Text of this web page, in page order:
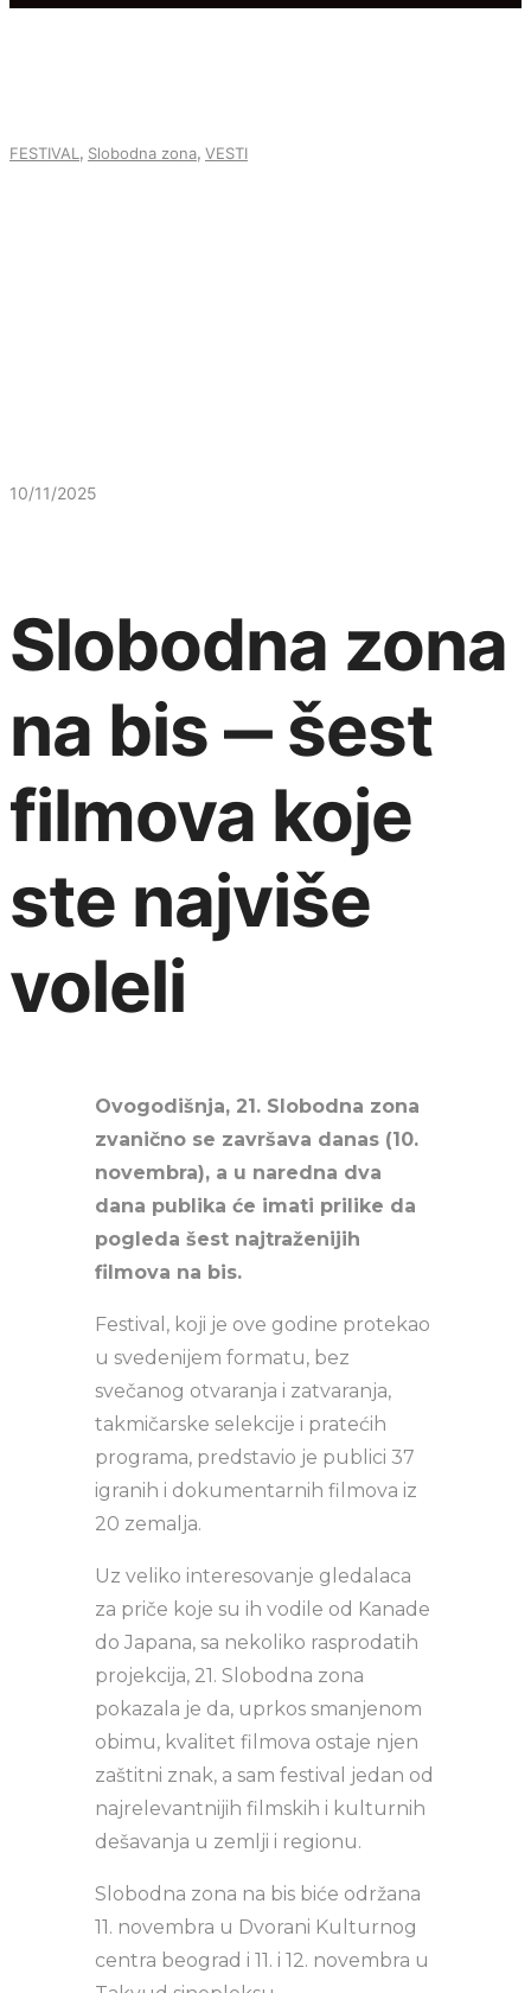
FESTIVAL , Slobodna zona, VESTI
10/11/2025
Slobodna zona
na bis ‒ šest
filmova koje
ste najviše
voleli
Ovogodišnja, 21. Slobodna zona
zvanično se završava danas (10.
novembra), a u naredna dva
dana publika će imati prilike da
pogleda šest najtraženijih
filmova na bis.
Festival, koji je ove godine protekao
u svedenijem formatu, bez
svečanog otvaranja i zatvaranja,
takmičarske selekcije i pratećih
programa, predstavio je publici 37
igranih i dokumentarnih filmova iz
20 zemalja.
Uz veliko interesovanje gledalaca
za priče koje su ih vodile od Kanade
do Japana, sa nekoliko rasprodatih
projekcija, 21. Slobodna zona
pokazala je da, uprkos smanjenom
obimu, kvalitet filmova ostaje njen
zaštitni znak, a sam festival jedan od
najrelevantnijih filmskih i kulturnih
dešavanja u zemlji i regionu.
Slobodna zona na bis biće održana
11. novembra u Dvorani Kulturnog
centra beograd i 11. i 12. novembra u